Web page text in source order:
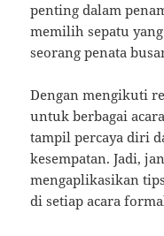
penting dalam
memilih sepatu
seorang penata
Dengan mengikuti
untuk berbagai
tampil percaya diri
kesempatan. Jadi,
mengaplikasikan
di setiap acara